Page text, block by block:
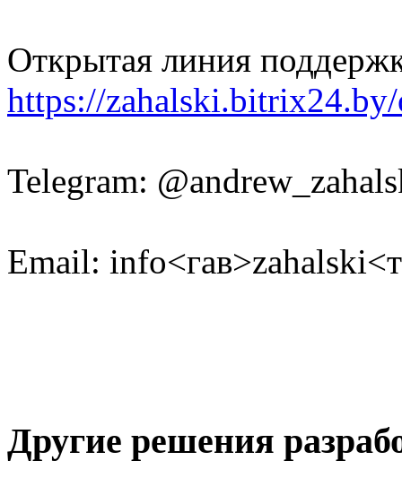
Открытая линия
https://
Telegram:
Email:
Другие решения